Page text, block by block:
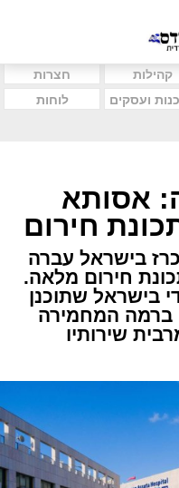
קהילות
חצרות
ועסקים
לוחות
אסותא
חירום
בישראל עברה
חירום מלאה.
בישראל שתוכנן
ברמה המחמירה
שירותיו